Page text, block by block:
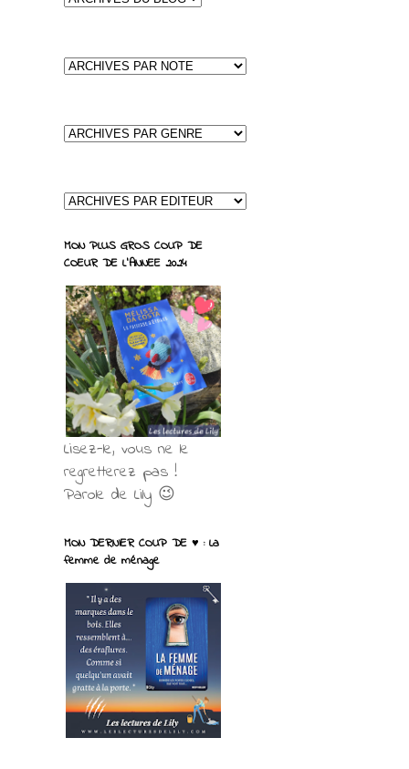
MON PLUS GROS COUP DE
COEUR DE L'ANNEE 2024
Lisez-le, vous ne le
regretterez pas !
Parole de Lily 😉
MON DERNIER COUP DE ♥ : La
femme de ménage